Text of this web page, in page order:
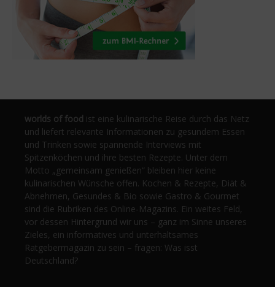
worlds of food ist eine kulinarische Reise durch das Netz
und liefert relevante Informationen zu gesundem Essen
und Trinken sowie spannende Interviews mit
Spitzenköchen und ihre besten Rezepte. Unter dem
Motto „gemeinsam genießen“ bleiben hier keine
kulinarischen Wünsche offen. Kochen & Rezepte, Diät &
Abnehmen, Gesundes & Bio sowie Gastro & Gourmet
sind die Rubriken des Online-Magazins. Ein weites Feld,
vor dessen Hintergrund wir uns – ganz im Sinne unseres
Zieles, ein informatives und unterhaltsames
Ratgebermagazin zu sein – fragen: Was isst
Deutschland?